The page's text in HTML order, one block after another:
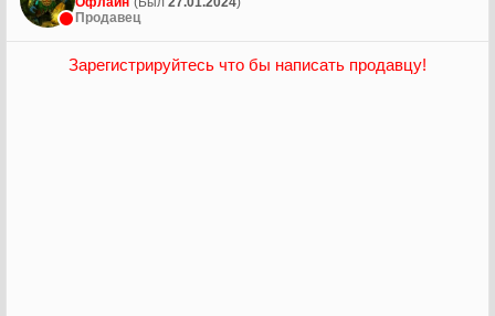
Продавец
Зарегистрируйтесь что бы написать продавцу!